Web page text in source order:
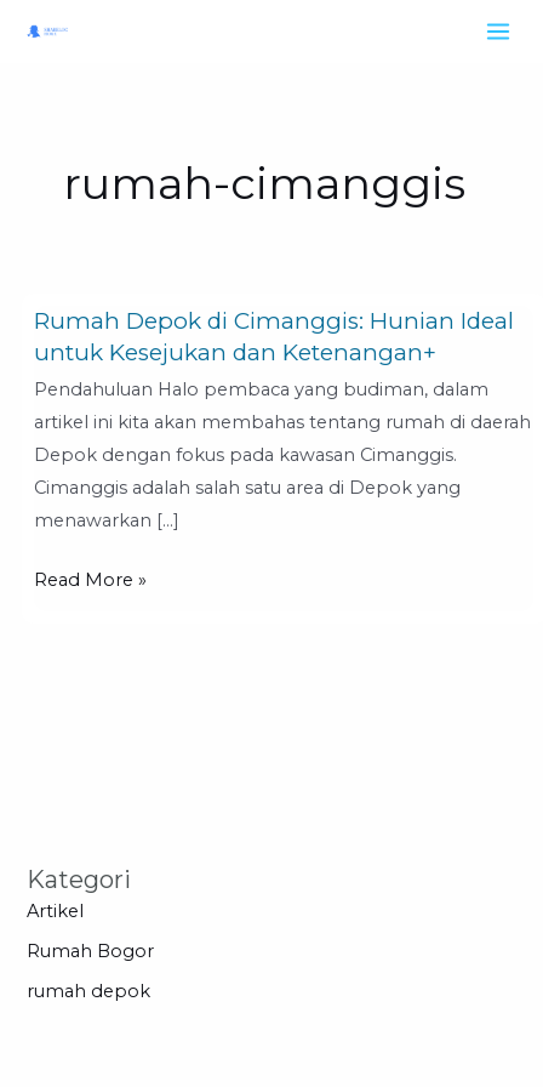
rumah-cimanggis
Rumah Depok di Cimanggis: Hunian Ideal
untuk Kesejukan dan Ketenangan+
Pendahuluan Halo pembaca yang budiman, dalam
artikel ini kita akan membahas tentang rumah di daerah
Depok dengan fokus pada kawasan Cimanggis.
Cimanggis adalah salah satu area di Depok yang
menawarkan […]
Rumah
Depok
di
Cimanggis:
Hunian
Ideal
untuk
dan
Read More »
Kategori
Artikel
Rumah Bogor
rumah depok